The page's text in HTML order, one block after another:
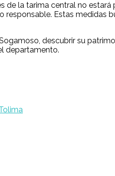
la tarima central no
Estas medidas
descubrir su
departamento.